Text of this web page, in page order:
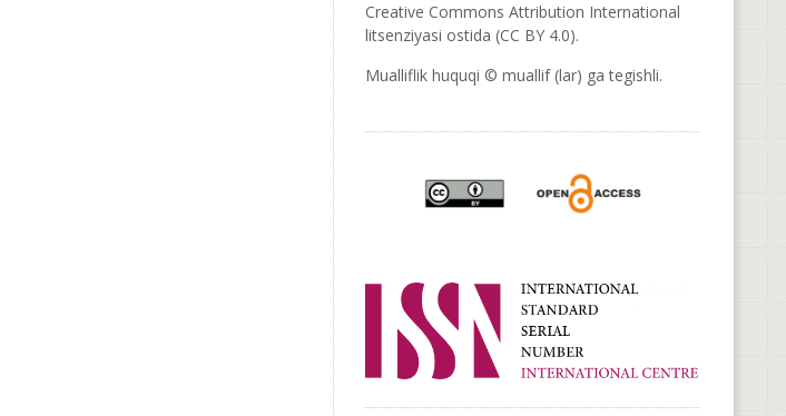
Creative Commons Attribution International
litsenziyasi ostida (CC BY 4.0).
Mualliflik huquqi © muallif (lar) ga tegishli.